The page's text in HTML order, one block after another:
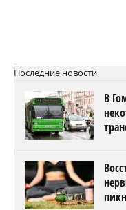
Последние новости
В